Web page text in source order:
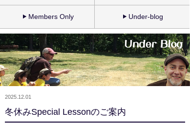
Members Only Under-blog
2025.12.01
冬休みSpecial Lessonのご案内